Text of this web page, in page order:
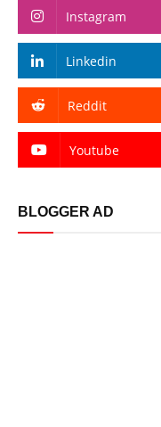
Instagram
Linkedin
Reddit
Youtube
BLOGGER AD